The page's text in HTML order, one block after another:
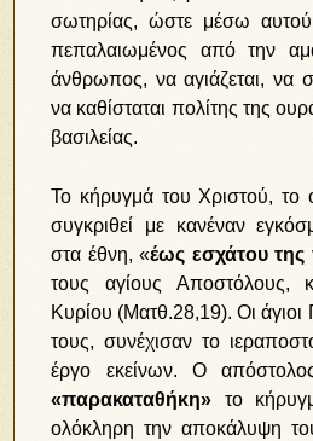
σωτηρίας, ώστε μέσω αυτού,
πεπαλαιωμένος από την
άνθρωπος, να αγιάζεται, να
να καθίσταται πολίτης της
βασιλείας.
Το κήρυγμά του Χριστού, το
συγκριθεί με κανέναν
στα έθνη, «έως εσχάτου της
τους αγίους Αποστόλους,
Κυρίου (Ματθ.28,19). Οι άγιοι
τους, συνέχισαν το
έργο εκείνων. Ο
«παρακαταθήκη» το
ολόκληρη την αποκάλυψη